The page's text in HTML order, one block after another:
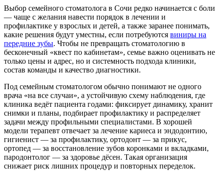
Выбор семейного стоматолога в Сочи редко начинается с боли
— чаще с желания навести порядок в лечении и
профилактике у взрослых и детей, а также заранее понимать,
какие решения будут уместны, если потребуются виниры на
передние зубы. Чтобы не превращать стоматологию в
бесконечный «квест по кабинетам», семье важно оценивать не
только цены и адрес, но и системность подхода клиники,
состав команды и качество диагностики.
Под семейным стоматологом обычно понимают не одного
врача «на все случаи», а устойчивую схему наблюдения, где
клиника ведёт пациента годами: фиксирует динамику, хранит
снимки и планы, подбирает профилактику и распределяет
задачи между профильными специалистами. В хорошей
модели терапевт отвечает за лечение кариеса и эндодонтию,
гигиенист — за профилактику, ортодонт — за прикус,
ортопед — за восстановление зубов коронками и вкладками,
пародонтолог — за здоровье дёсен. Такая организация
снижает риск лишних процедур и повторных переделок.